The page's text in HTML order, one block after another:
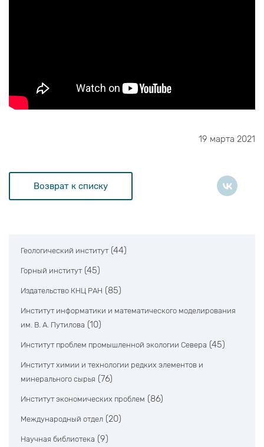
19 марта 2021
Возврат к списку
Геологический институт (44)
Горный институт (45)
Издательство КНЦ РАН (85)
Институт информатики и математического моделирования
им. В. А. Путилова (10)
Институт проблем промышленной экологии Севера (45)
Институт химии и технологии редких элементов и
минерального сырья (76)
Институт экономических проблем (86)
Международный отдел (20)
Научная библиотека (9)